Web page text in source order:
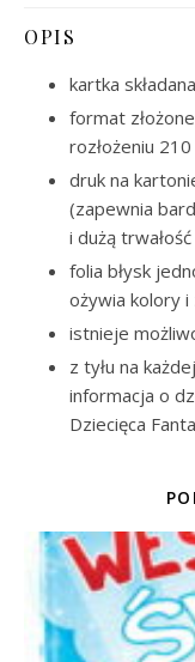
OPIS
kartka
format
rozłożeniu
druk na
(zapewnia
i dużą
folia błysk
ożywia kolory i
istnieje
z tyłu na
informacja o
Dziecięca